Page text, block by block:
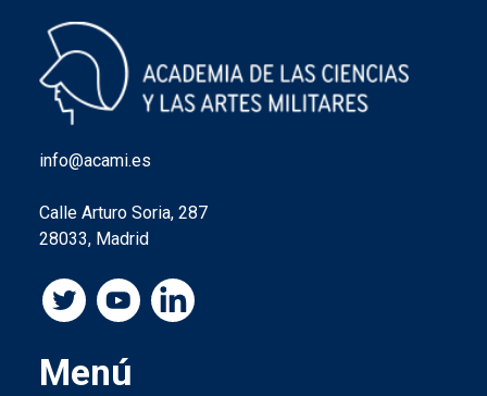
info@acami.es
Calle Arturo Soria, 287
28033, Madrid
Menú